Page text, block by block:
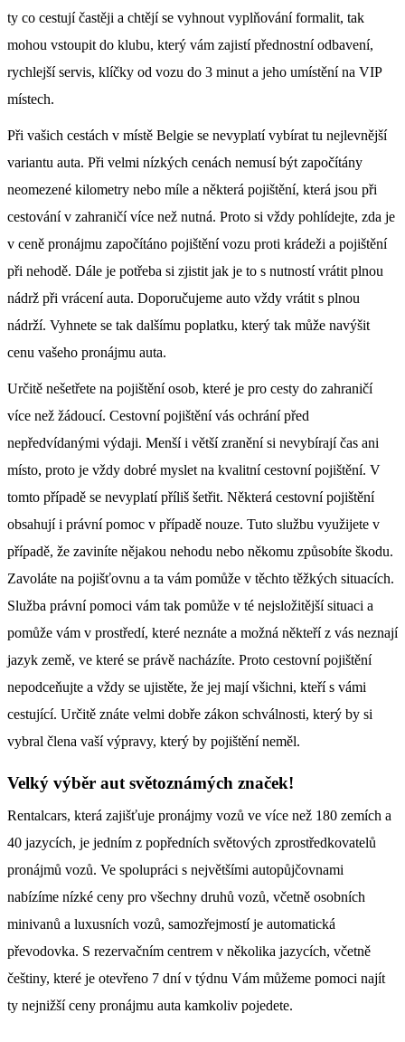
ty co cestují častěji a chtějí se vyhnout vyplňování formalit, tak
mohou vstoupit do klubu, který vám zajistí přednostní odbavení,
rychlejší servis, klíčky od vozu do 3 minut a jeho umístění na VIP
místech.
Při vašich cestách v místě Belgie se nevyplatí vybírat tu nejlevnější
variantu auta. Při velmi nízkých cenách nemusí být započítány
neomezené kilometry nebo míle a některá pojištění, která jsou při
cestování v zahraničí více než nutná. Proto si vždy pohlídejte, zda je
v ceně pronájmu započítáno pojištění vozu proti krádeži a pojištění
při nehodě. Dále je potřeba si zjistit jak je to s nutností vrátit plnou
nádrž při vrácení auta. Doporučujeme auto vždy vrátit s plnou
nádrží. Vyhnete se tak dalšímu poplatku, který tak může navýšit
cenu vašeho pronájmu auta.
Určitě nešetřete na pojištění osob, které je pro cesty do zahraničí
více než žádoucí. Cestovní pojištění vás ochrání před
nepředvídanými výdaji. Menší i větší zranění si nevybírají čas ani
místo, proto je vždy dobré myslet na kvalitní cestovní pojištění. V
tomto případě se nevyplatí příliš šetřit. Některá cestovní pojištění
obsahují i právní pomoc v případě nouze. Tuto službu využijete v
případě, že zaviníte nějakou nehodu nebo někomu způsobíte škodu.
Zavoláte na pojišťovnu a ta vám pomůže v těchto těžkých situacích.
Služba právní pomoci vám tak pomůže v té nejsložitější situaci a
pomůže vám v prostředí, které neznáte a možná někteří z vás neznají
jazyk země, ve které se právě nacházíte. Proto cestovní pojištění
nepodceňujte a vždy se ujistěte, že jej mají všichni, kteří s vámi
cestující. Určitě znáte velmi dobře zákon schválnosti, který by si
vybral člena vaší výpravy, který by pojištění neměl.
Velký výběr aut světoznámých značek!
Rentalcars, která zajišťuje pronájmy vozů ve více než 180 zemích a
40 jazycích, je jedním z popředních světových zprostředkovatelů
pronájmů vozů. Ve spolupráci s největšími autopůjčovnami
nabízíme nízké ceny pro všechny druhů vozů, včetně osobních
minivanů a luxusních vozů, samozřejmostí je automatická
převodovka. S rezervačním centrem v několika jazycích, včetně
češtiny, které je otevřeno 7 dní v týdnu Vám můžeme pomoci najít
ty nejnižší ceny pronájmu auta kamkoliv pojedete.